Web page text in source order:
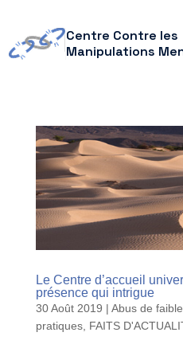
Centre Contre les
Manipulations
Le Centre d’accueil
présence qui intrigue
30 Août 2019 | Abus de
pratiques, FAITS